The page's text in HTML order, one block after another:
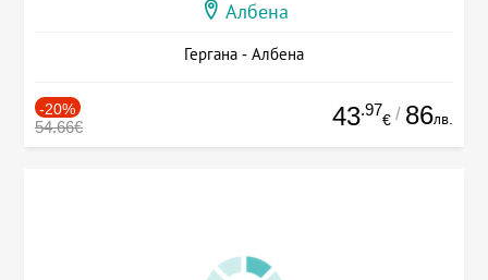
Албена
Гергана - Албена
-20%
54.66€ 43.97
€ / 86лв.